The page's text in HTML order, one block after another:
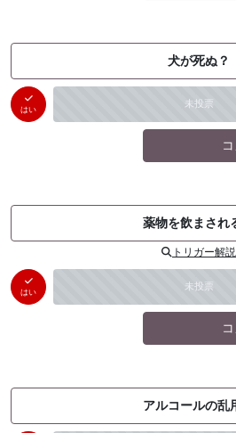
犬が死ぬ？
はい 未投票
薬物を飲まされ
トリガー解説
はい 未投票
アルコールの乱